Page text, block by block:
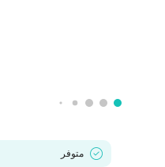
متوفر